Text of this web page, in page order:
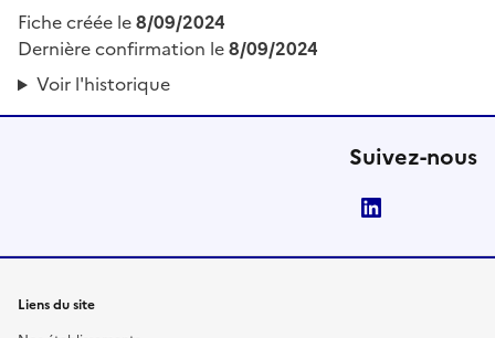
Fiche créée le8/09/2024
Dernière confirmation le8/09/2024
Voir l'historique
Suivez-nous
Liens du site